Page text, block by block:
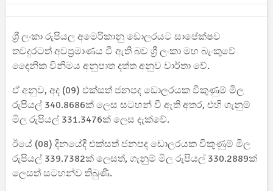
ශ්‍රී ලංකා රුපියල අමෙරිකානු ඩොලරයට සාපේක්ෂව
තවදුරටත් අවප්‍රමාණය වී ඇති බව ශ්‍රී ලංකා මහ බැංකුවේ
දෛනික විනිමය අනුපාත දත්ත අනුව වාර්තා වේ.
ඒ අනුව, අද (09) එක්සත් ජනපද ඩොලරයක විකුණුම් මිල
රුපියල් 340.8686ක් ලෙස සටහන් වී ඇති අතර, එහි ගැනුම්
මිල රුපියල් 331.3476ක් ලෙස දැක්වේ.
ඊයේ (08) දිනයේදී එක්සත් ජනපද ඩොලරයක විකුණුම් මිල
රුපියල් 339.7382ක් ලෙසත්, ගැනුම් මිල රුපියල් 330.2889ක්
ලෙසත් සටහන්ව තිබුණි.